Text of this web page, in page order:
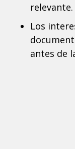
relevante.
Los
antes de